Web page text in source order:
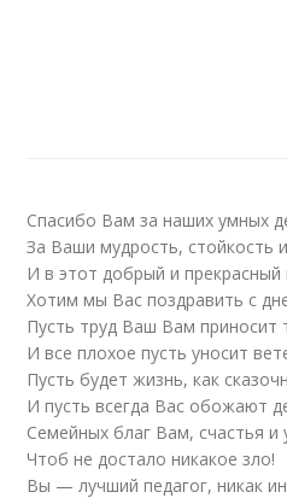
Спасибо Вам за наших умных
За Ваши мудрость, стойкость
И в этот добрый и прекрасный
Хотим мы Вас поздравить с
Пусть труд Ваш Вам приносит
И все плохое пусть уносит
Пусть будет жизнь, как
И пусть всегда Вас обожают
Семейных благ Вам, счастья и
Чтоб не достало никакое зло!
Вы — лучший педагог, никак